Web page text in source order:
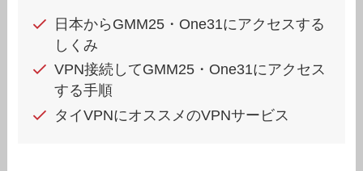
日本からGMM25・One31にアクセスする
しくみ
VPN接続してGMM25・One31にアクセス
する手順
タイVPNにオススメのVPNサービス